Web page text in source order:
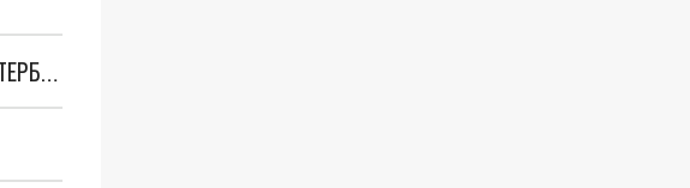
ПОДМЕНА ШАДЕ АДУ: ЗРИТЕЛИ БЬЮТСЯ ЗА ВОЗВРАТ ДЕНЕГ ЗА БИЛЕТЫ НА КОНЦЕРТ В ПЕТЕРБУРГЕ